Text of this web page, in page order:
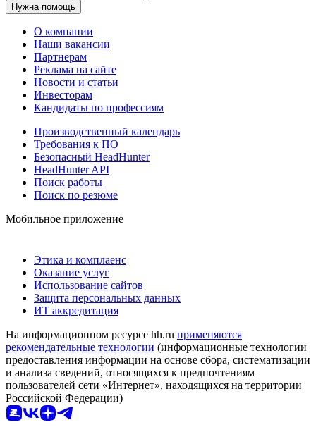
Нужна помощь
О компании
Наши вакансии
Партнерам
Реклама на сайте
Новости и статьи
Инвесторам
Кандидаты по профессиям
Производственный календарь
Требования к ПО
Безопасный HeadHunter
HeadHunter API
Поиск работы
Поиск по резюме
Мобильное приложение
Этика и комплаенс
Оказание услуг
Использование сайтов
Защита персональных данных
ИТ аккредитация
На информационном ресурсе hh.ru применяются
рекомендательные технологии (информационные технологии
предоставления информации на основе сбора, систематизации
и анализа сведений, относящихся к предпочтениям
пользователей сети «Интернет», находящихся на территории
Российской Федерации)